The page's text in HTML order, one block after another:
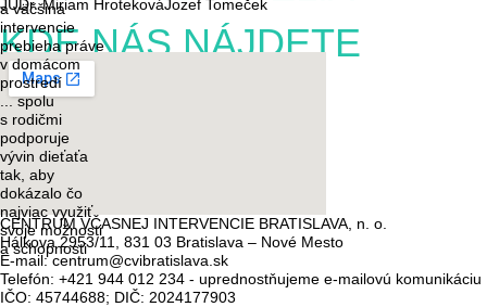
JUDr. Miriam HrotekováJozef Tomeček
KDE NÁS NÁJDETE
CENTRUM VČASNEJ INTERVENCIE BRATISLAVA, n. o.
Hálkova 2953/11, 831 03 Bratislava – Nové Mesto
E-mail: centrum@cvibratislava.sk
Telefón: +421 944 012 234 - uprednostňujeme e-mailovú komunikáciu
IČO: 45744688; DIČ: 2024177903
a väčšina
intervencie
prebieha práve
v domácom
prostredí
... spolu
s rodičmi
podporuje
vývin dieťaťa
tak, aby
dokázalo čo
najviac využiť
svoje možnosti
a schopnosti